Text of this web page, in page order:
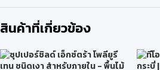
สินค้าที่เกี่ยวข้อง